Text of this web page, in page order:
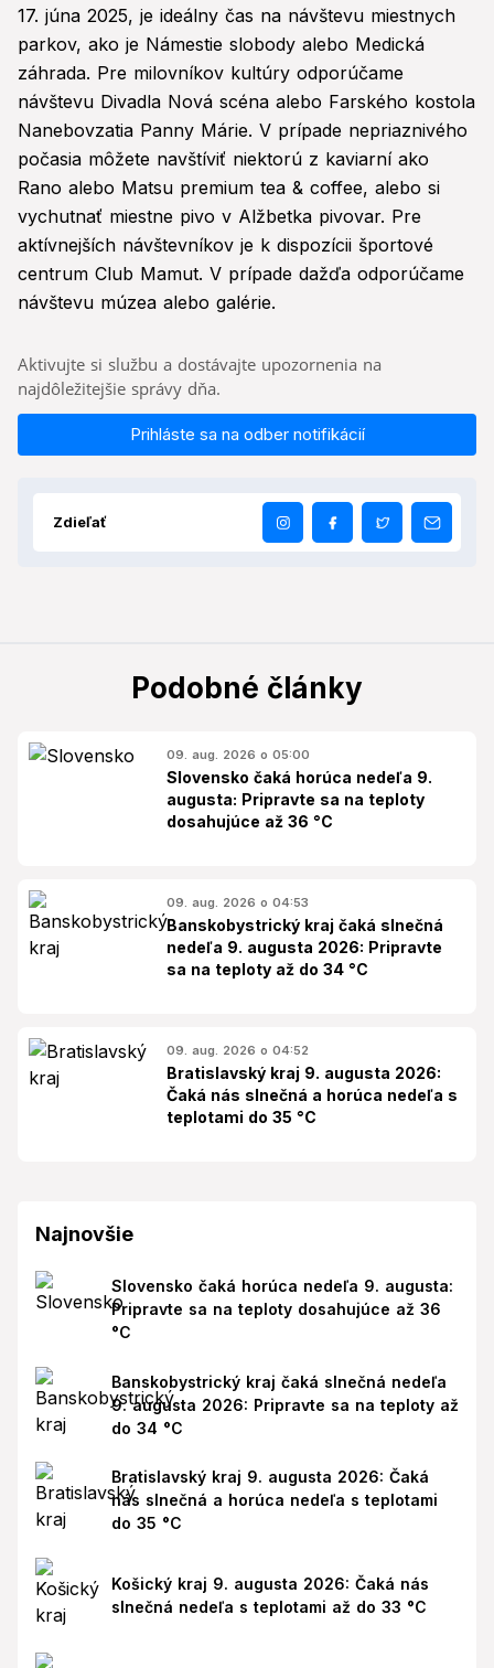
17. júna 2025, je ideálny čas na návštevu miestnych
parkov, ako je Námestie slobody alebo Medická
záhrada. Pre milovníkov kultúry odporúčame
návštevu Divadla Nová scéna alebo Farského kostola
Nanebovzatia Panny Márie. V prípade nepriaznivého
počasia môžete navštíviť niektorú z kaviarní ako
Rano alebo Matsu premium tea & coffee, alebo si
vychutnať miestne pivo v Alžbetka pivovar. Pre
aktívnejších návštevníkov je k dispozícii športové
centrum Club Mamut. V prípade dažďa odporúčame
návštevu múzea alebo galérie.
Aktivujte si službu a dostávajte upozornenia na
najdôležitejšie správy dňa.
Prihláste sa na odber notifikácií
Zdieľať
Podobné články
09. aug. 2026 o 05:00
Slovensko čaká horúca nedeľa 9.
augusta: Pripravte sa na teploty
dosahujúce až 36 °C
09. aug. 2026 o 04:53
Banskobystrický kraj čaká slnečná
nedeľa 9. augusta 2026: Pripravte
sa na teploty až do 34 °C
09. aug. 2026 o 04:52
Bratislavský kraj 9. augusta 2026:
Čaká nás slnečná a horúca nedeľa s
teplotami do 35 °C
Najnovšie
Slovensko čaká horúca nedeľa 9. augusta:
Pripravte sa na teploty dosahujúce až 36
°C
Banskobystrický kraj čaká slnečná nedeľa
9. augusta 2026: Pripravte sa na teploty až
do 34 °C
Bratislavský kraj 9. augusta 2026: Čaká
nás slnečná a horúca nedeľa s teplotami
do 35 °C
Košický kraj 9. augusta 2026: Čaká nás
slnečná nedeľa s teplotami až do 33 °C